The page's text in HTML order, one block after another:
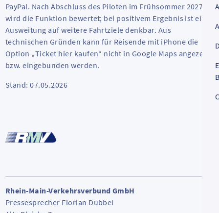
PayPal. Nach Abschluss des Piloten im Frühsommer 2027
wird die Funktion bewertet; bei positivem Ergebnis ist eine
Ausweitung auf weitere Fahrtziele denkbar. Aus
technischen Gründen kann für Reisende mit iPhone die
Option „Ticket hier kaufen“ nicht in Google Maps angezeigt
bzw. eingebunden werden.
Stand: 07.05.2026
Rhein-Main-Verkehrsverbund GmbH
Pressesprecher Florian Dubbel